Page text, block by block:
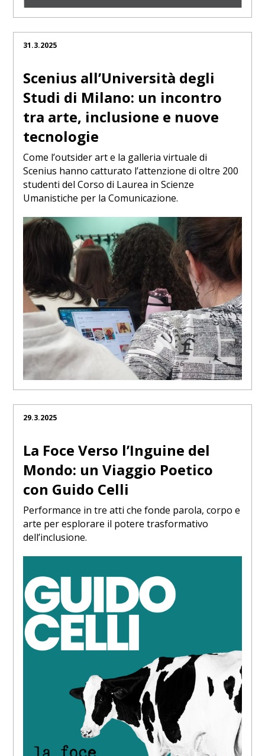
31.3.2025
Scenius all’Università degli
Studi di Milano: un incontro
tra arte, inclusione e nuove
tecnologie
Come l’outsider art e la galleria virtuale di
Scenius hanno catturato l’attenzione di oltre 200
studenti del Corso di Laurea in Scienze
Umanistiche per la Comunicazione.
29.3.2025
La Foce Verso l’Inguine del
Mondo: un Viaggio Poetico
con Guido Celli
Performance in tre atti che fonde parola, corpo e
arte per esplorare il potere trasformativo
dell’inclusione.